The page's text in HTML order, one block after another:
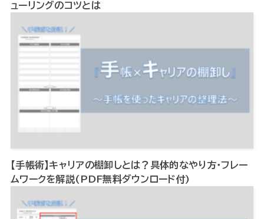
ューリングのコツとは
【手帳術】キャリアの棚卸しとは？具体的なやり方・フレー
ムワークを解説(PDF無料ダウンロード付)